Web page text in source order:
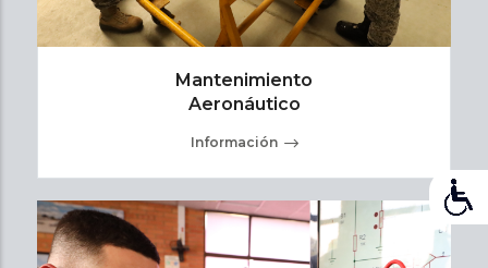
Mantenimiento
Aeronáutico
Información